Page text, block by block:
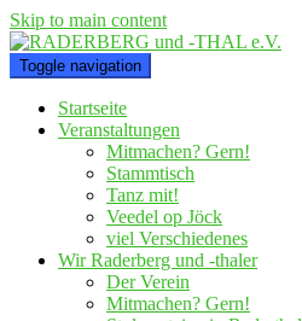
Skip to main content
Toggle navigation
Startseite
Veranstaltungen
Mitmachen? Gern!
Stammtisch
Tanz mit!
Veedel op Jöck
viel Verschiedenes
Wir Raderberg und -thaler
Der Verein
Mitmachen? Gern!